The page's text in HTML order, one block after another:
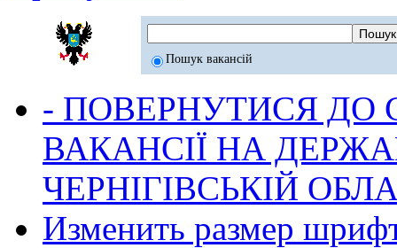
Пошук вакансій
- ПОВЕРНУТИСЯ ДО
ВАКАНСІЇ НА
ЧЕРНІГІВСЬКІЙ
Изменить размер